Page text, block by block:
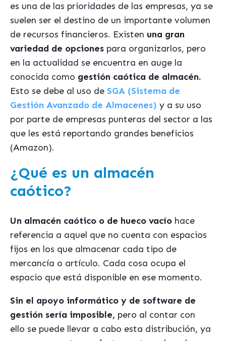
es una de las prioridades de las empresas, ya se
suelen ser el destino de un importante volumen
de recursos financieros. Existen una gran
variedad de opciones para organizarlos, pero
en la actualidad se encuentra en auge la
conocida como gestión caótica de almacén.
Esto se debe al uso de SGA (Sistema de
Gestión Avanzado de Almacenes) y a su uso
por parte de empresas punteras del sector a las
que les está reportando grandes beneficios
(Amazon).
¿Qué es un almacén
caótico?
Un almacén caótico o de hueco vacío hace
referencia a aquel que no cuenta con espacios
fijos en los que almacenar cada tipo de
mercancía o artículo. Cada cosa ocupa el
espacio que está disponible en ese momento.
Sin el apoyo informático y de software de
gestión sería imposible, pero al contar con
ello se puede llevar a cabo esta distribución, ya